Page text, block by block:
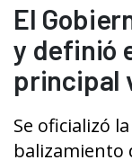
El
y definió
principal
Se oficializó
balizamiento